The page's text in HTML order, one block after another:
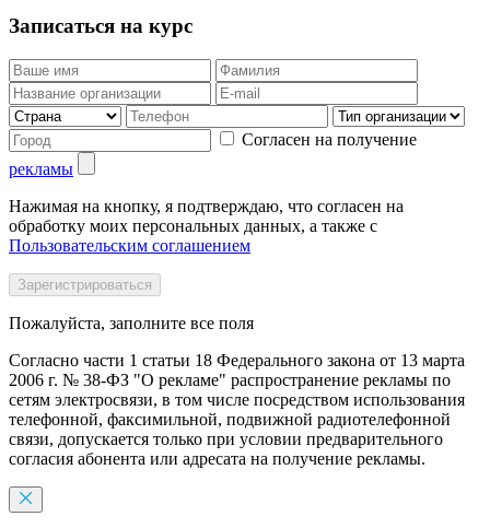
Записаться на курс
Согласен на получение
рекламы
Нажимая на кнопку, я подтверждаю, что согласен на
обработку моих персональных данных, а также с
Пользовательским соглашением
Пожалуйста, заполните все поля
Согласно части 1 статьи 18 Федерального закона от 13 марта
2006 г. № 38-ФЗ "О рекламе" распространение рекламы по
сетям электросвязи, в том числе посредством использования
телефонной, факсимильной, подвижной радиотелефонной
связи, допускается только при условии предварительного
согласия абонента или адресата на получение рекламы.